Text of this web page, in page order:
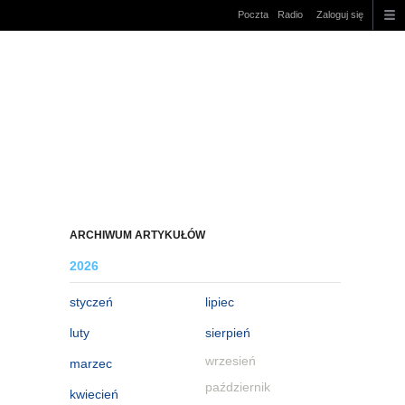
Poczta Radio Zaloguj się
ARCHIWUM ARTYKUŁÓW
2026
styczeń
luty
marzec
kwiecień
lipiec
sierpień
wrzesień
październik